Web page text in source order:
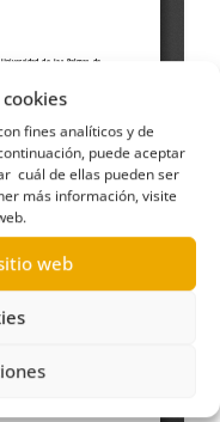
fines analíticos y de
puede aceptar
cuál de ellas pueden ser
más información, visite
web